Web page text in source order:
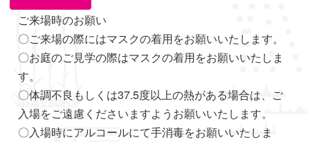
ご来場時のお願い
〇ご来場の際にはマスクの着用をお願いいたします。
〇お庭のご見学の際はマスクの着用をお願いいたしま
す。
〇体調不良もしくは37.5度以上の熱がある場合は、ご
入場をご遠慮くださいますようお願いいたします。
〇入場時にアルコールにて手消毒をお願いいたしま